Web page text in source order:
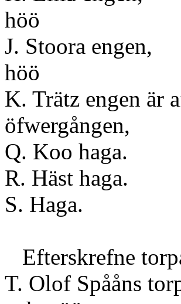
J. Stoora engen,
K. Trätz engen är
Q. Koo haga.
R. Häst haga.
S. Haga.
Efterskrefne
T. Olof Spååns